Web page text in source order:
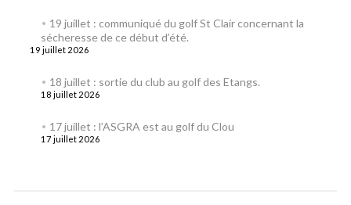
19 juillet : communiqué du golf St Clair concernant la
sécheresse de ce début d’été.
19 juillet 2026
18 juillet : sortie du club au golf des Etangs.
18 juillet 2026
17 juillet : l’ASGRA est au golf du Clou
17 juillet 2026